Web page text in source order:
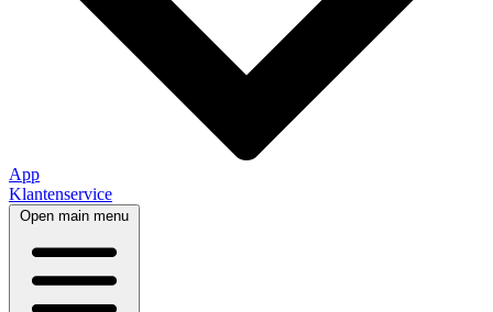
App
Klantenservice
Open main menu